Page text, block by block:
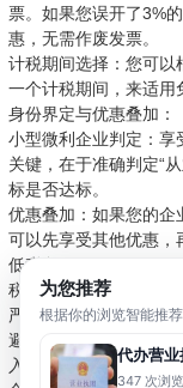
票。如果您误开了3%
惠，无需作废发票。
计税期间选择：您可以
一个计税期间，来适用
身份界定与优惠叠加：
小型微利企业判定：享
关键，在于准确判定“
标是否达标。
优惠叠加：如果您的企
可以先享受其他优惠，
低税负。
税务风险提示
严禁虚开发票：确保业
避免隐匿收入：特别是
入账申报。金税四期
为您推荐
根据你的浏览智能推荐
代办营业
347 次浏览